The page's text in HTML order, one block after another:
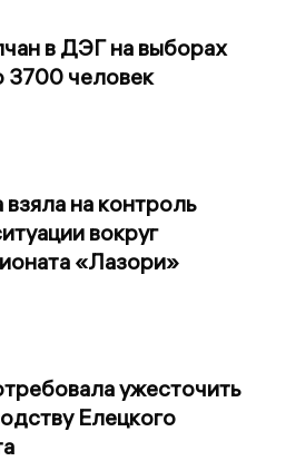
в ДЭГ на выборах
3700 человек
взяла на контроль
вокруг
«Лазори»
ужесточить
Елецкого